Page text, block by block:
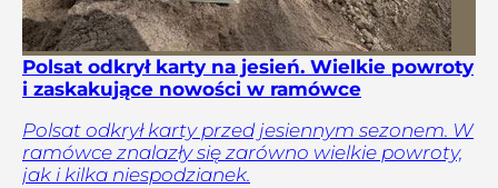
Polsat odkrył karty na jesień. Wielkie powroty
i zaskakujące nowości w ramówce
Polsat odkrył karty przed jesiennym sezonem. W
ramówce znalazły się zarówno wielkie powroty,
jak i kilka niespodzianek.